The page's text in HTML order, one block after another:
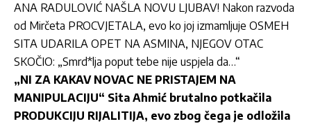
ANA RADULOVIĆ NAŠLA NOVU LJUBAV! Nakon razvoda
od Mirčeta PROCVJETALA, evo ko joj izmamljuje OSMEH
SITA UDARILA OPET NA ASMINA, NJEGOV OTAC
SKOČIO: „Smrd*lja poput tebe nije uspjela da…“
„NI ZA KAKAV NOVAC NE PRISTAJEM NA
MANIPULACIJU“ Sita Ahmić brutalno potkačila
PRODUKCIJU RIJALITIJA, evo zbog čega je odložila